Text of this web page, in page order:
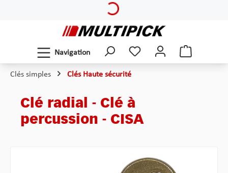
Navigation
Clés simples Clés Haute sécurité
Clé radial - Clé à
percussion - CISA